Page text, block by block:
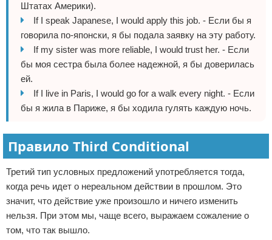
Штатах Америки).
If I speak Japanese, I would apply this job. - Если бы я
говорила по-японски, я бы подала заявку на эту работу.
If my sister was more reliable, I would trust her. - Если
бы моя сестра была более надежной, я бы доверилась
ей.
If I live in Paris, I would go for a walk every night. - Если
бы я жила в Париже, я бы ходила гулять каждую ночь.
Правило Third Conditional
Третий тип условных предложений употребляется тогда,
когда речь идет о нереальном действии в прошлом. Это
значит, что действие уже произошло и ничего изменить
нельзя. При этом мы, чаще всего, выражаем сожаление о
том, что так вышло.